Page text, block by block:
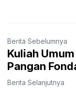
Berita Sebelumnya
Kuliah
Pangan
Berita Selanjutnya